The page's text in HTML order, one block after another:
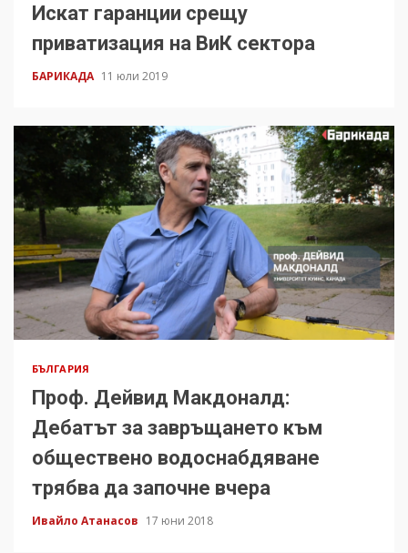
Искат гаранции срещу
приватизация на ВиК сектора
БАРИКАДА 11 юли 2019
БЪЛГАРИЯ
Проф. Дейвид Макдоналд:
Дебатът за завръщането към
обществено водоснабдяване
трябва да започне вчера
Ивайло Атанасов 17 юни 2018